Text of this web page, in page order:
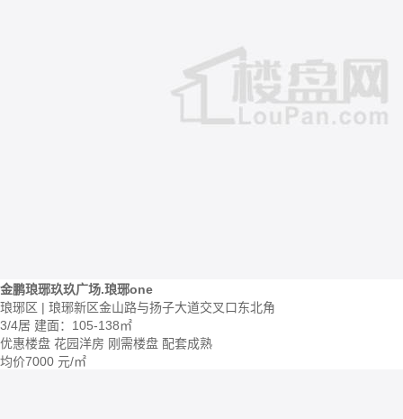
金鹏琅琊玖玖广场.琅琊one
琅琊区 | 琅琊新区金山路与扬子大道交叉口东北角
3/4居 建面：105-138㎡
优惠楼盘 花园洋房 刚需楼盘 配套成熟
均价7000 元/㎡